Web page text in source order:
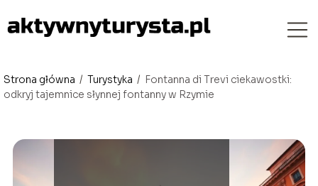
Strona główna / Turystyka / Fontanna di Trevi ciekawostki:
odkryj tajemnice słynnej fontanny w Rzymie